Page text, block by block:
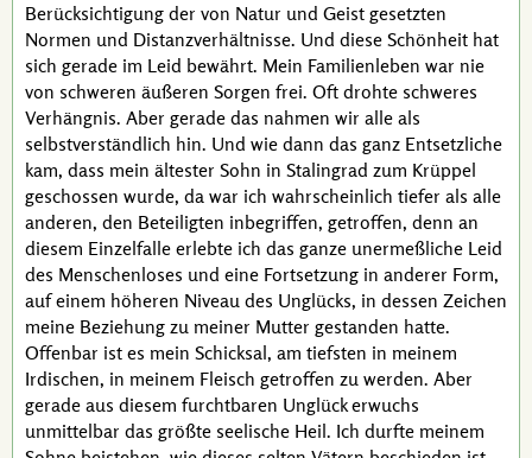
Berücksichtigung der von Natur und Geist gesetzten
Normen und Distanzverhältnisse. Und diese Schönheit hat
sich gerade im Leid bewährt. Mein Familienleben war nie
von schweren äußeren Sorgen frei. Oft drohte schweres
Verhängnis. Aber gerade das nahmen wir alle als
selbstverständlich hin. Und wie dann das ganz Entsetzliche
kam, dass mein ältester Sohn in Stalingrad zum Krüppel
geschossen wurde, da war ich wahrscheinlich tiefer als alle
anderen, den Beteiligten inbegriffen, getroffen, denn an
diesem Einzelfalle erlebte ich das ganze unermeßliche Leid
des Menschenloses und eine Fortsetzung in anderer Form,
auf einem höheren Niveau des Unglücks, in dessen Zeichen
meine Beziehung zu meiner Mutter gestanden hatte.
Offenbar ist es mein Schicksal, am tiefsten in meinem
Irdischen, in meinem Fleisch getroffen zu werden. Aber
gerade aus diesem furchtbaren Unglück erwuchs
unmittelbar das größte seelische Heil. Ich durfte meinem